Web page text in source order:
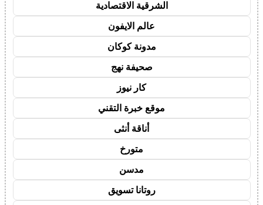
الشرقية الاقتصادية
عالم الايفون
مدونة كوكان
صحيفة نهج
كار نيوز
موقع خبرة التقني
أناقة أنثى
متورخ
مدسن
روتانا تسويق